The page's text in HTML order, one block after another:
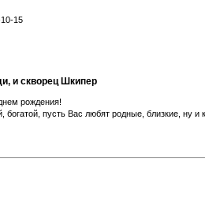
15
и скворец Шкипер
рождения!
богатой, пусть Вас любят родные, близкие, ну и